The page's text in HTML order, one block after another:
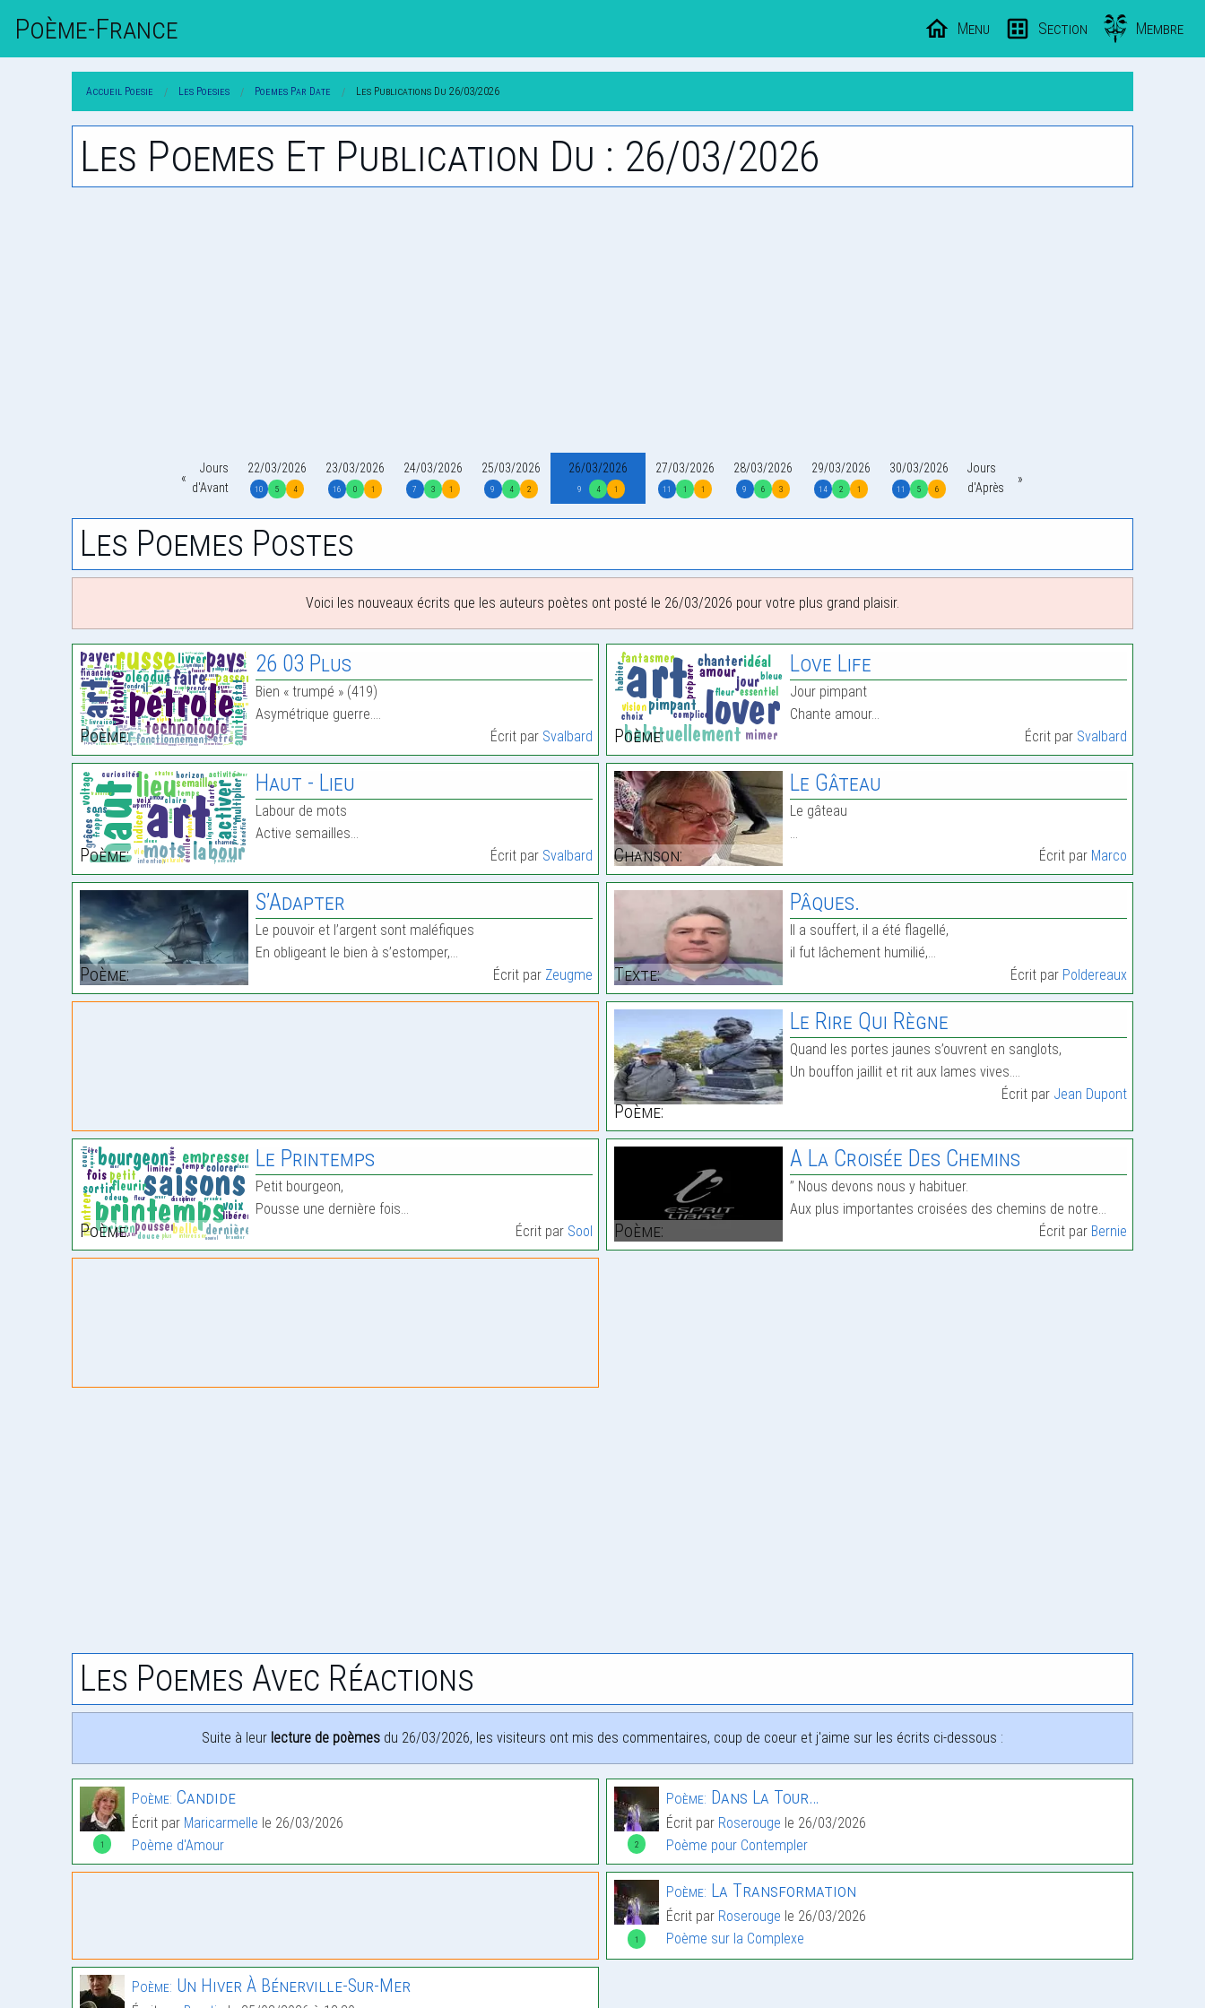
Poème-FrAnce Menu Section Membre
Accueil Poesie Les Poesies Poemes Par Date Les Publications Du 26/03/2026
Les Poemes Et Publication Du : 26/03/2026
Jours
d'Avant
22/03/2026
10 5 4
23/03/2026
16 0 1
24/03/2026
7 3 1
25/03/2026
9 4 2
26/03/2026
9 4 1
27/03/2026
11 1 1
28/03/2026
9 6 3
29/03/2026
14 2 1
30/03/2026
11 5 6
Jours
d'Après
Les Poemes Postes
Voici les nouveaux écrits que les auteurs poètes ont posté le 26/03/2026 pour votre plus grand plaisir.
Poème:
26 03 Plus
Bien « trumpé » (419)
Asymétrique guerre.…
Écrit par Svalbard Poème:
Love Life
Jour pimpant
Chante amour…
Écrit par Svalbard
Poème:
Haut - Lieu
Labour de mots
Active semailles…
Écrit par Svalbard Chanson:
Le Gâteau
Le gâteau
…
Écrit par Marco
Poème:
S’Adapter
Le pouvoir et l’argent sont maléfiques
En obligeant le bien à s’estomper,…
Écrit par Zeugme Texte:
Pâques.
Il a souffert, il a été flagellé,
il fut lâchement humilié,…
Écrit par Poldereaux
Poème:
Le Rire Qui Règne
Quand les portes jaunes s’ouvrent en sanglots,
Un bouffon jaillit et rit aux lames vives.…
Écrit par Jean Dupont
Poème:
Le Printemps
Petit bourgeon,
Pousse une dernière fois…
Écrit par Sool Poème:
A La Croisée Des Chemins
’’ Nous devons nous y habituer.
Aux plus importantes croisées des chemins de notre…
Écrit par Bernie
Les Poemes Avec Réactions
Suite à leur lecture de poèmes du 26/03/2026, les visiteurs ont mis des commentaires, coup de coeur et j'aime sur les écrits ci-dessous :
1
Poème: Candide
Écrit par Maricarmelle le 26/03/2026
Poème d'Amour
2
Poème: Dans La Tour…
Écrit par Roserouge le 26/03/2026
Poème pour Contempler
1
Poème: La Transformation
Écrit par Roserouge le 26/03/2026
Poème sur la Complexe
Poème: Un Hiver À Bénerville-Sur-Mer